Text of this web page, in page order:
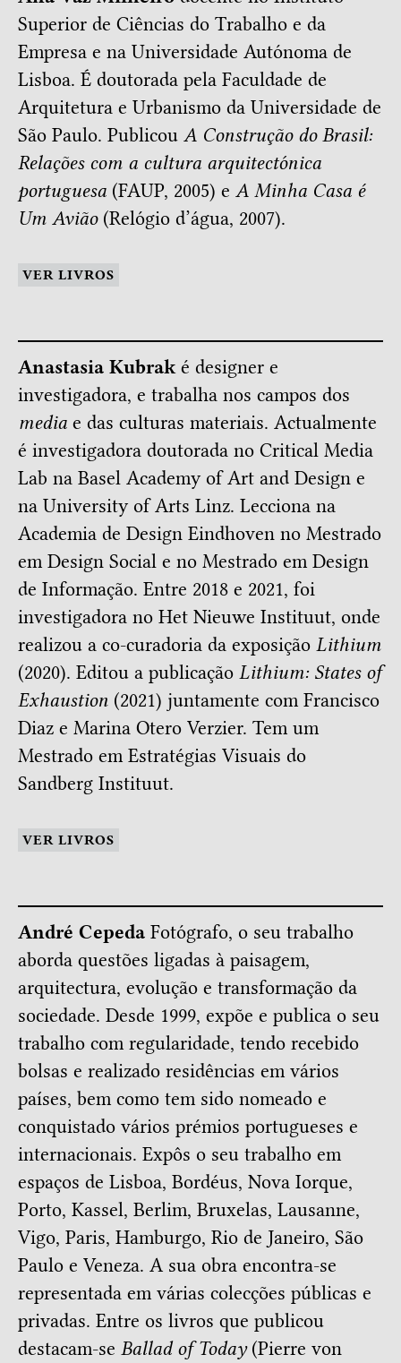
Superior de Ciências do Trabalho e da
Empresa e na Universidade Autónoma de
Lisboa. É doutorada pela Faculdade de
Arquitetura e Urbanismo da Universidade de
São Paulo. Publicou A Construção do Brasil:
Relações com a cultura arquitectónica
portuguesa (FAUP, 2005) e A Minha Casa é
Um Avião(Relógio d’água, 2007).
VER LIVROS
Anastasia Kubraké designer e
investigadora, e trabalha nos campos dos
media e das culturas materiais. Actualmente
é investigadora doutorada no Critical Media
Lab na Basel Academy of Art and Design e
na University of Arts Linz. Lecciona na
Academia de Design Eindhoven no Mestrado
em Design Social e no Mestrado em Design
de Informação. Entre 2018 e 2021, foi
investigadora no Het Nieuwe Instituut, onde
realizou a co-curadoria da exposição Lithium
(2020). Editou a publicação Lithium: States of
Exhaustion (2021) juntamente com Francisco
Diaz e Marina Otero Verzier. Tem um
Mestrado em Estratégias Visuais do
Sandberg Instituut.
VER LIVROS
André Cepeda Fotógrafo, o seu trabalho
aborda questões ligadas à paisagem,
arquitectura, evolução e transformação da
sociedade. Desde 1999, expõe e publica o seu
trabalho com regularidade, tendo recebido
bolsas e realizado residências em vários
países, bem como tem sido nomeado e
conquistado vários prémios portugueses e
internacionais. Expôs o seu trabalho em
espaços de Lisboa, Bordéus, Nova Iorque,
Porto, Kassel, Berlim, Bruxelas, Lausanne,
Vigo, Paris, Hamburgo, Rio de Janeiro, São
Paulo e Veneza. A sua obra encontra-se
representada em várias colecções públicas e
privadas. Entre os livros que publicou
destacam-se Ballad of Today(Pierre von